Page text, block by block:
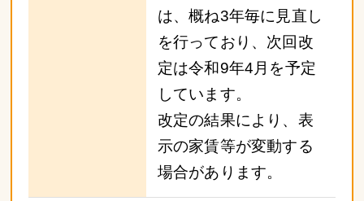
は、概ね3年毎に見直し
を行っており、次回改
定は令和9年4月を予定
しています。
改定の結果により、表
示の家賃等が変動する
場合があります。